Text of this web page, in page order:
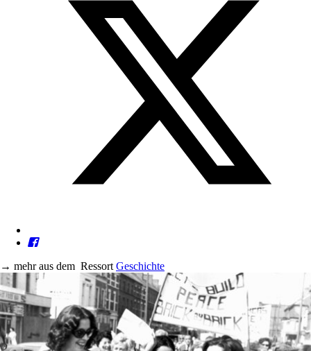
→ mehr aus dem Ressort Geschichte